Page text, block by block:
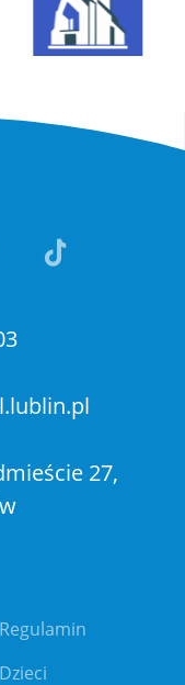
w nowej
sie w
otwiera
27,
Regulamin